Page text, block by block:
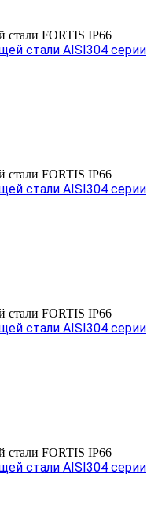
стали FORTIS IP66
стали AISI304 серии
стали FORTIS IP66
стали AISI304 серии
стали FORTIS IP66
стали AISI304 серии
стали FORTIS IP66
стали AISI304 серии